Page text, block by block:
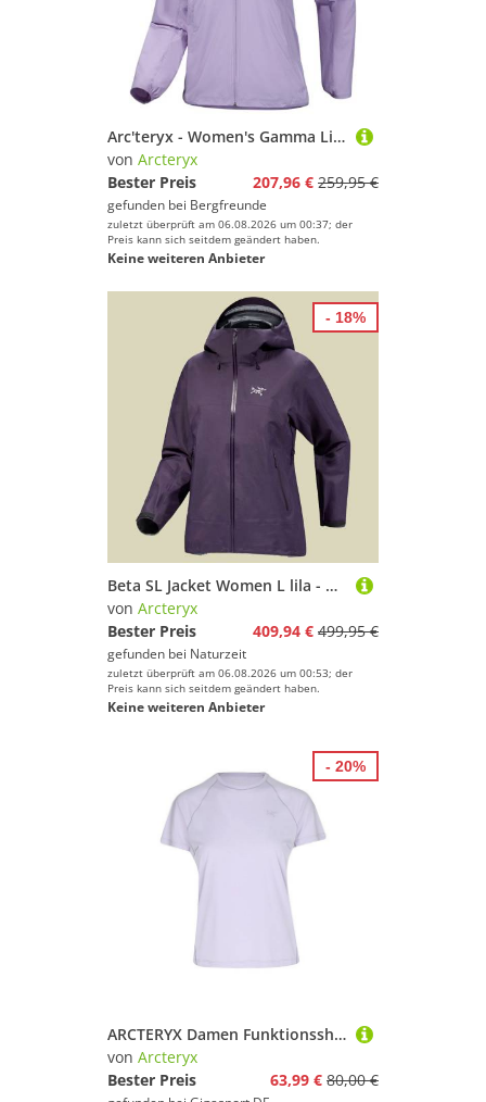
Arc'teryx - Women's Gamma Lightweight Hoody - Softshelljacke Gr M lila
von Arcteryx
Bester Preis
207,96 € 259,95 €
gefunden bei Bergfreunde
zuletzt überprüft am 06.08.2026 um 00:37; der
Preis kann sich seitdem geändert haben.
Keine weiteren Anbieter
Beta SL Jacket Women L lila - moondrop
von Arcteryx
Bester Preis
409,94 € 499,95 €
gefunden bei Naturzeit
zuletzt überprüft am 06.08.2026 um 00:53; der
Preis kann sich seitdem geändert haben.
Keine weiteren Anbieter
- 18%
ARCTERYX Damen Funktionsshirt Norvan lila | XS
von Arcteryx
Bester Preis
63,99 € 80,00 €
- 20%